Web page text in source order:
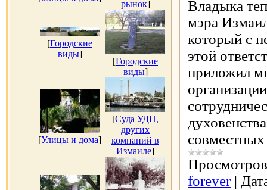
рынок]
[Городские
виды]
[Городские
виды]
[Улицы и дома]
[Суда УДП,
других
компаний в
Измаиле]
Владыка
мэра
который с
этой
приложил
forever |